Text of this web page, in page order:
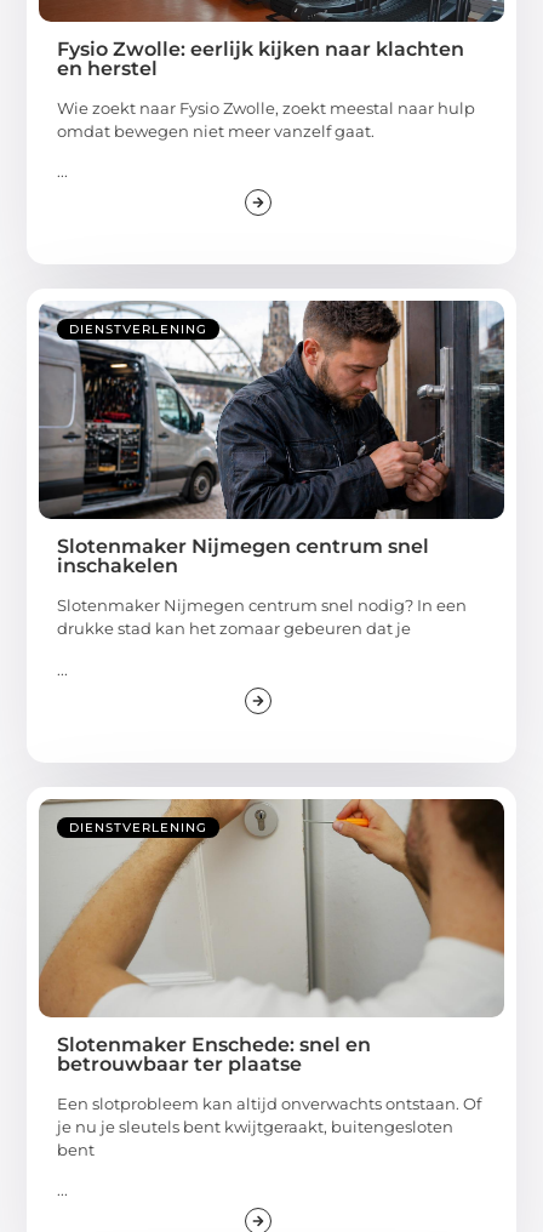
Fysio Zwolle: eerlijk kijken naar klachten
en herstel
Wie zoekt naar Fysio Zwolle, zoekt meestal naar hulp
omdat bewegen niet meer vanzelf gaat.
...
DIENSTVERLENING
Slotenmaker Nijmegen centrum snel
inschakelen
Slotenmaker Nijmegen centrum snel nodig? In een
drukke stad kan het zomaar gebeuren dat je
...
DIENSTVERLENING
Slotenmaker Enschede: snel en
betrouwbaar ter plaatse
Een slotprobleem kan altijd onverwachts ontstaan. Of
je nu je sleutels bent kwijtgeraakt, buitengesloten
bent
...